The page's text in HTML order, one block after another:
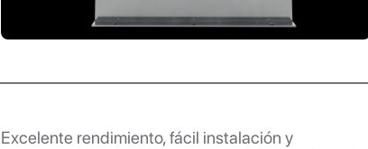
Excelente rendimiento, fácil instalación y